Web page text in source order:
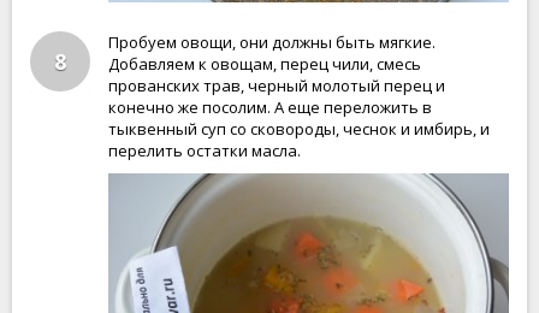
8
Пробуем овощи, они должны быть мягкие.
Добавляем к овощам, перец чили, смесь
прованских трав, черный молотый перец и
конечно же посолим. А еще переложить в
тыквенный суп со сковороды, чеснок и имбирь, и
перелить остатки масла.